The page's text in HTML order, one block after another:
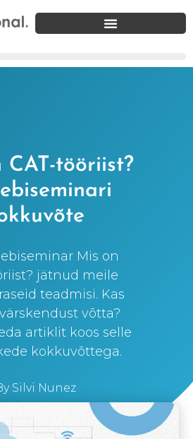
CAT-tööriist?
Mis on
jätnud meile
teadmisi. Kas
võtta?
artiklit koos selle
kokkuvõttega.
Silvi Nunez